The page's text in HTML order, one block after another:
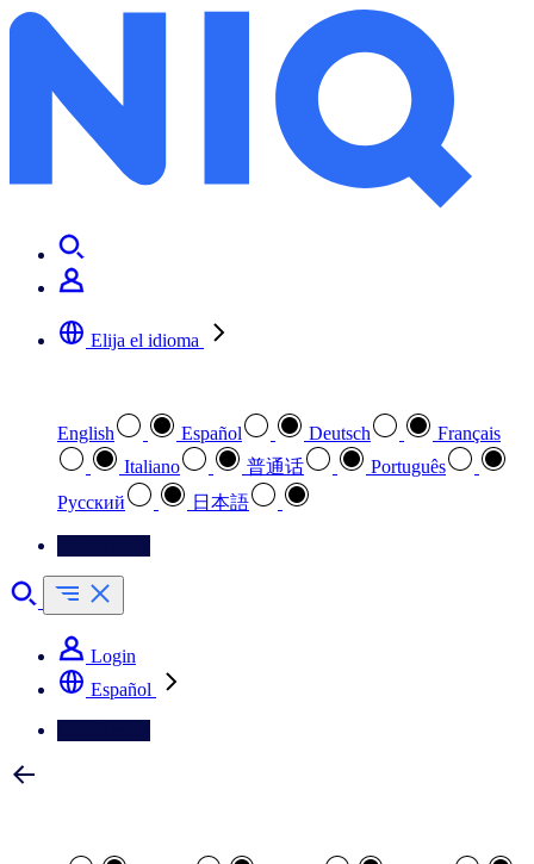
Elija el idioma
English Español Deutsch
Français
Italiano
普通话
Português
Pусский
日本語
Login
Español